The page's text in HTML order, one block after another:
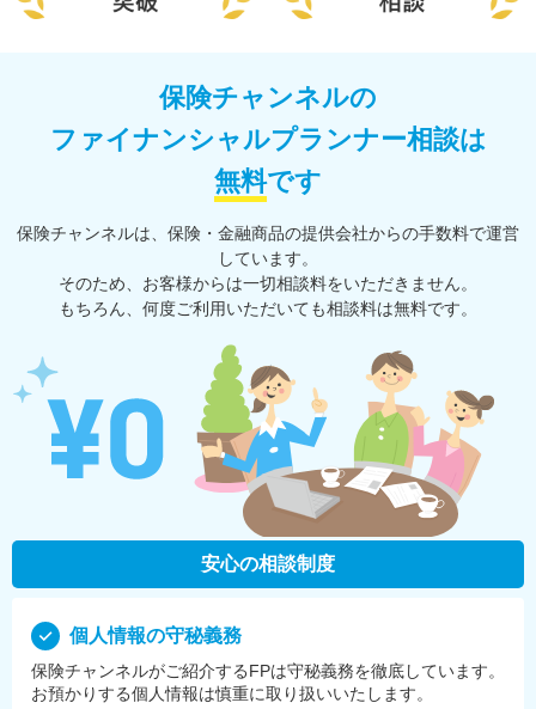
保険チャンネルの
ファイナンシャルプランナー相談は
無料です
保険チャンネルは、保険・⾦融商品の提供会社からの⼿数料で運営
しています。
そのため、お客様からは一切相談料をいただきません。
もちろん、何度ご利⽤いただいても相談料は無料です。
安心の相談制度
個⼈情報の守秘義務
保険チャンネルがご紹介するFPは守秘義務を徹底しています。
お預かりする個⼈情報は慎重に取り扱いいたします。